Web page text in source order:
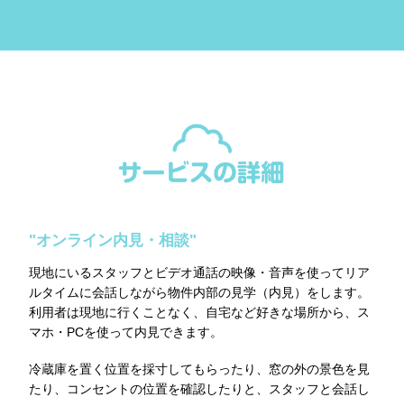
"オンライン内見・相談"
現地にいるスタッフとビデオ通話の映像・音声を使ってリア
ルタイムに会話しながら物件内部の見学（内見）をします。
利用者は現地に行くことなく、自宅など好きな場所から、ス
マホ・PCを使って内見できます。
冷蔵庫を置く位置を採寸してもらったり、窓の外の景色を見
たり、コンセントの位置を確認したりと、スタッフと会話し